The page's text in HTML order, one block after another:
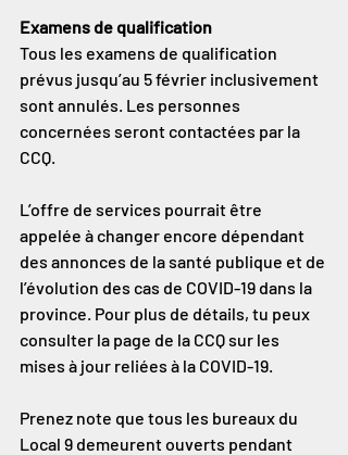
Examens de qualification
Tous les examens de qualification
prévus jusqu’au 5 février inclusivement
sont annulés. Les personnes
concernées seront contactées par la
CCQ.
L’offre de services pourrait être
appelée à changer encore dépendant
des annonces de la santé publique et de
l’évolution des cas de COVID-19 dans la
province. Pour plus de détails, tu peux
consulter la page de la CCQ sur les
mises à jour reliées à la COVID-19.
Prenez note que tous les bureaux du
Local 9 demeurent ouverts pendant